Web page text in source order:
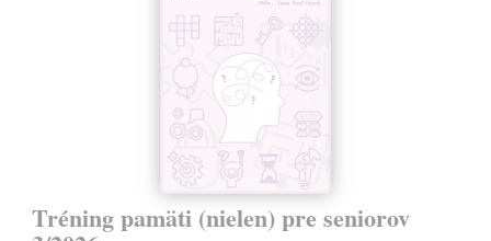
Tréning pamäti (nielen) pre seniorov